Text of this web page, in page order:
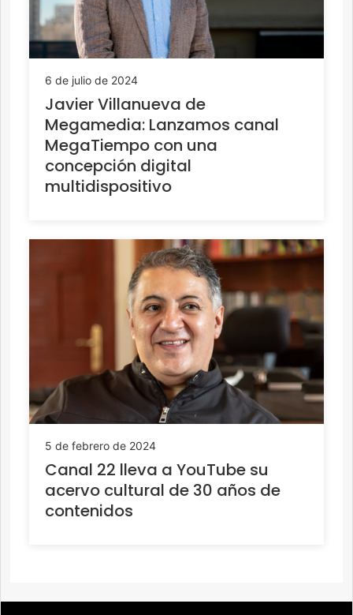
6 de julio de 2024
Javier Villanueva de
Megamedia: Lanzamos canal
MegaTiempo con una
concepción digital
multidispositivo
5 de febrero de 2024
Canal 22 lleva a YouTube su
acervo cultural de 30 años de
contenidos